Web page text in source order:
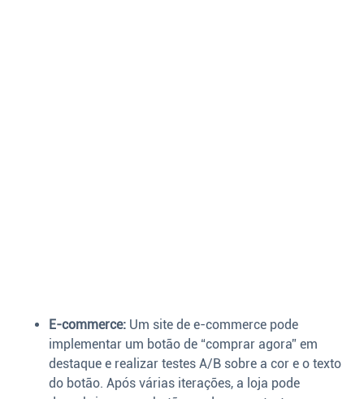
E-commerce: Um site de e-commerce pode
implementar um botão de “comprar agora” em
destaque e realizar testes A/B sobre a cor e o texto
do botão. Após várias iterações, a loja pode